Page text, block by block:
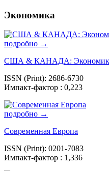
Экономика
подробно →
США & КАНАДА: Экономика,
ISSN (Print): 2686-6730
Импакт-фактор : 0,223
подробно →
Современная Европа
ISSN (Print): 0201-7083
Импакт-фактор : 1,336